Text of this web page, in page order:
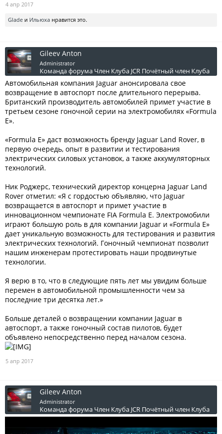
4 апр 2017
Glade и Ильюха нравится это.
Gileev Anton
Administrator
Команда форума Член Клуба JCR Почётный член Клуба
Автомобильная компания Jaguar анонсировала свое
возвращение в автоспорт после длительного перерыва.
Британский производитель автомобилей примет участие в
третьем сезоне гоночной серии на электромобилях «Formula
E».
«Formula E» даст возможность бренду Jaguar Land Rover, в
первую очередь, опыт в развитии и тестирования
электрических силовых установок, а также аккумуляторных
технологий.
Ник Роджерс, технический директор концерна Jaguar Land
Rover отметил: «Я с гордостью объявляю, что Jaguar
возвращается в автоспорт и примет участие в
инновационном чемпионате FIA Formula E. Электромобили
играют большую роль в для компании Jaguar и «Formula E»
дает уникальную возможность для тестирования и развития
электрических технологий. Гоночный чемпионат позволит
нашим инженерам протестировать наши продвинутые
технологии.
Я верю в то, что в следующие пять лет мы увидим больше
перемен в автомобильной промышленности чем за
последние три десятка лет.»
Больше деталей о возвращении компании Jaguar в
автоспорт, а также гоночный состав пилотов, будет
объявлено непосредственно перед началом сезона.
5 апр 2017
Gileev Anton
Administrator
Команда форума Член Клуба JCR Почётный член Клуба